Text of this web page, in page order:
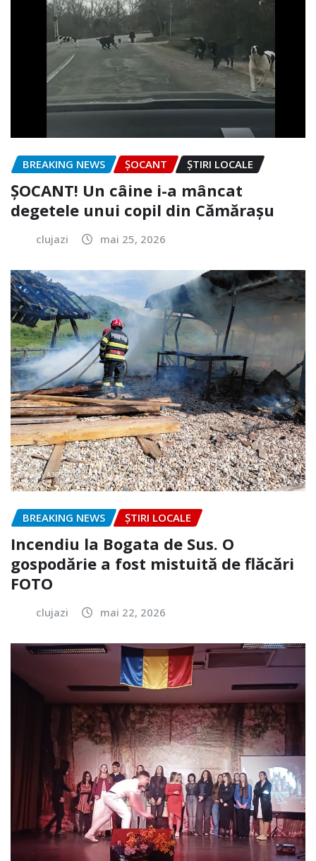
BREAKING NEWS ȘOCANT ȘTIRI LOCALE
ȘOCANT! Un câine i-a mâncat
degetele unui copil din Cămărașu
clujazi mai 25, 2026
BREAKING NEWS ȘTIRI LOCALE
Incendiu la Bogata de Sus. O
gospodărie a fost mistuită de flăcări
FOTO
clujazi mai 22, 2026